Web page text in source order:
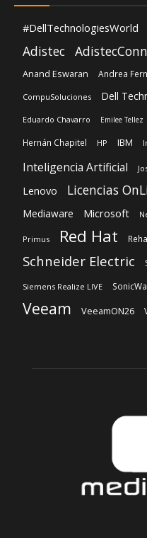
#DellTechnologiesWorld
Adistec
Anand Eswaran Andrea
CompuSoluciones Dell
Eduardo Chavarro Emilee Tellez
Hernán Chapitel HP IBM
Inteligencia Artificial
Lenovo Licencias
Mediaware Microsoft
Primus Red Hat
Schneider Electric
Siemens Realize LIVE
Veeam VeeamON26